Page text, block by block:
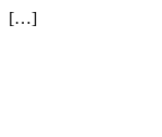
[…]